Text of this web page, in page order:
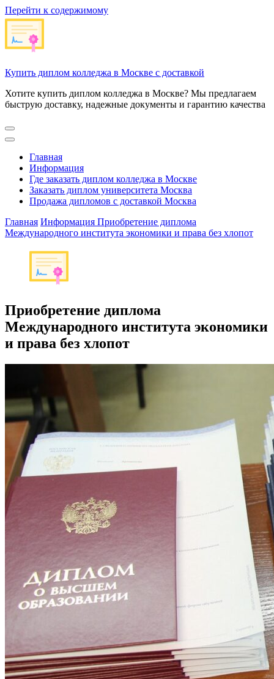
Перейти к содержимому
Купить диплом колледжа в Москве с доставкой
Хотите купить диплом колледжа в Москве? Мы предлагаем
быструю доставку, надежные документы и гарантию качества
Главная
Информация
Где заказать диплом колледжа в Москве
Заказать диплом университета Москва
Продажа дипломов с доставкой Москва
Главная Информация Приобретение диплома
Международного института экономики и права без хлопот
Приобретение диплома
Международного института экономики
и права без хлопот